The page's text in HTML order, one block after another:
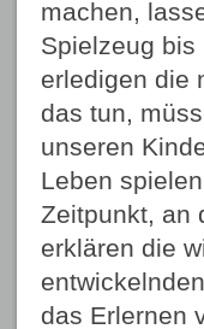
machen,
Spielzeug bis
erledigen die
das tun,
unseren
Leben
Zeitpunkt, an
erklären die
das Erlernen